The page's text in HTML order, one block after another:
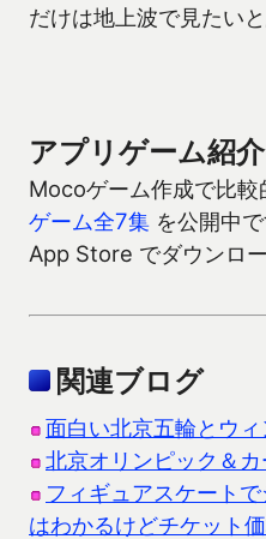
だけは地上波で見たいと
アプリゲーム紹介
Mocoゲーム作成で比較
ゲーム全7集 を公開中
App Store でダウンロー
関連ブログ
面白い北京五輪とウ
北京オリンピック＆
フィギュアスケート
はわかるけどチケット